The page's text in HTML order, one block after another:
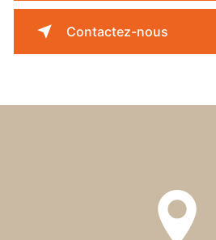
Contactez-nous